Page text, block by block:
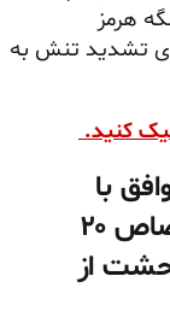
هرمز
تشدید تنش به
کنید.
با
آمریکا، اظهارات پزشکیان از اختصاص ۲۰
از